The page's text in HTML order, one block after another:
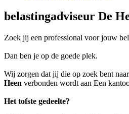
belastingadviseur De
Zoek jij een professional voor jouw
Dan ben je op de goede plek.
Wij zorgen dat jij die op zoek bent naar
Heen verbonden wordt aan Een
Het tofste gedeelte?